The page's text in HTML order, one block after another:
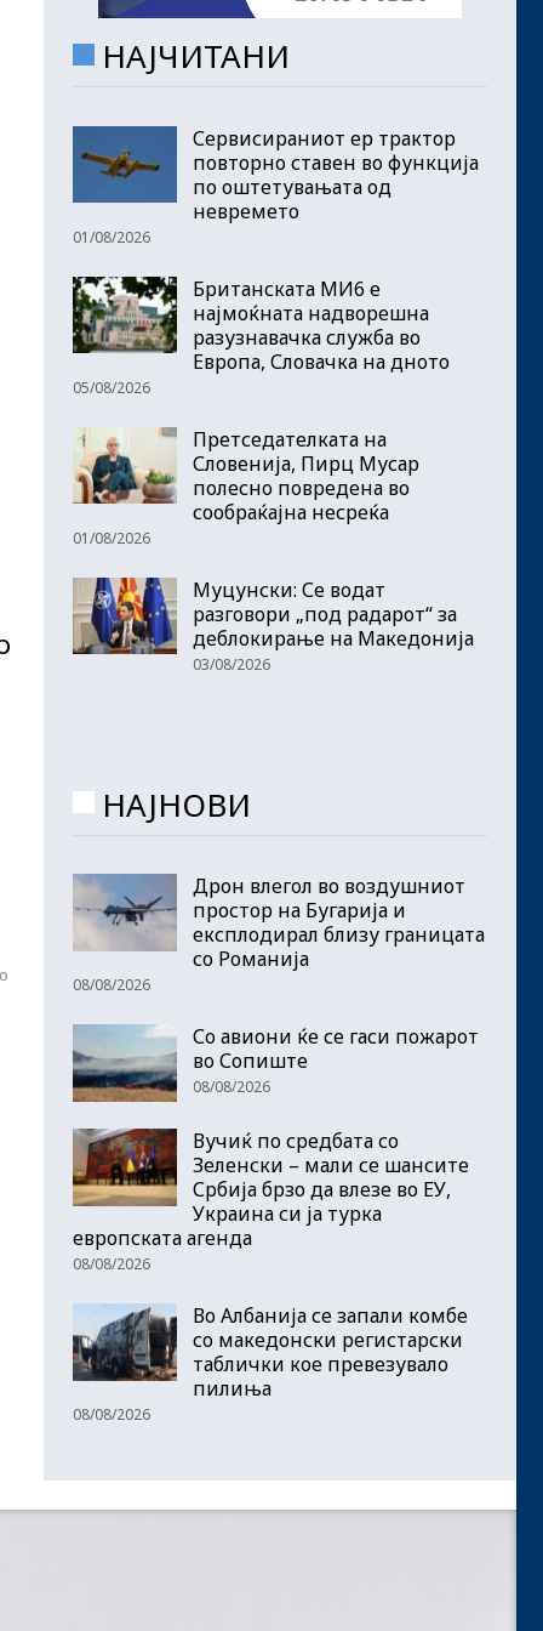
НАЈЧИТАНИ
Сервисираниот ер трактор
повторно ставен во функција
по оштетувањата од
невремето
01/08/2026
Британската МИ6 е
најмоќната надворешна
разузнавачка служба во
Европа, Словачка на дното
05/08/2026
Претседателката на
Словенија, Пирц Мусар
полесно повредена во
сообраќајна несреќа
01/08/2026
Муцунски: Се водат
разговори „под радарот“ за
деблокирање на Македонија
03/08/2026
НАЈНОВИ
Дрон влегол во воздушниот
простор на Бугарија и
експлодирал близу границата
со Романија
08/08/2026
Со авиони ќе се гаси пожарот
во Сопиште
08/08/2026
Вучиќ по средбата со
Зеленски – мали се шансите
Србија брзо да влезе во ЕУ,
Украина си ја турка
европската агенда
08/08/2026
Во Албанија се запали комбе
со македонски регистарски
таблички кое превезувало
пилиња
08/08/2026